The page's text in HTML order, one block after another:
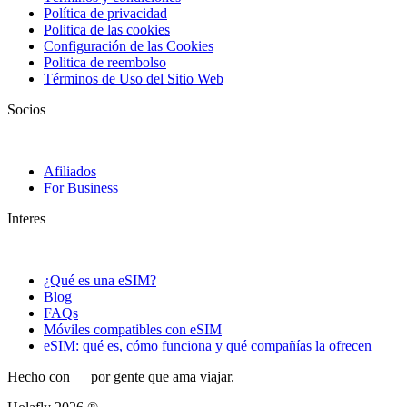
Política de privacidad
Politica de las cookies
Configuración de las Cookies
Politica de reembolso
Términos de Uso del Sitio Web
Socios
Afiliados
For Business
Interes
¿Qué es una eSIM?
Blog
FAQs
Móviles compatibles con eSIM
eSIM: qué es, cómo funciona y qué compañías la ofrecen
Hecho con
por gente que ama viajar.